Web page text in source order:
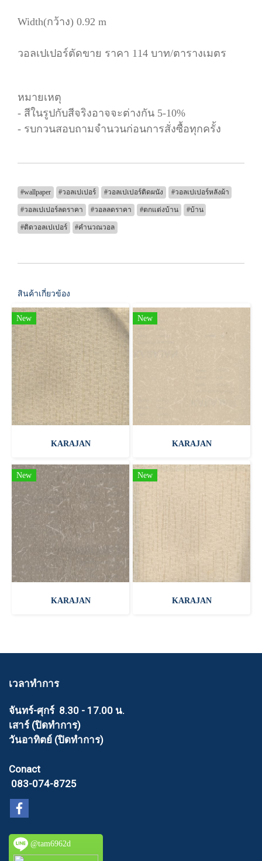
Width(กว้าง) 0.92 m
วอลเปเปอร์ตัดขาย ราคา 114 บาท/ตารางเมตร
หมายเหตุ
- สีในรูปกับสีจริงอาจจะต่างกัน 5-10%
- รบกวนสอบถามจำนวนก่อนการสั่งซื้อทุกครั้ง
#wallpaper #วอลเปเปอร์ #วอลเปเปอร์ติดผนัง #วอลเปเปอร์หลังผ้า
#วอลเปเปอร์ลดราคา #วอลลดราคา #ตกแต่งบ้าน #บ้าน
#ติดวอลเปเปอร์ #คำนวณวอล
สินค้าเกี่ยวข้อง
New
KARAJAN
New
KARAJAN
New
KARAJAN
New
KARAJAN
เวลาทำการ
จันทร์-ศุกร์ 8.30 - 17.00 น.
เสาร์ (ปิดทำการ)
วันอาทิตย์ (ปิดทำการ)
Conact
083-074-8725
@tam6962d